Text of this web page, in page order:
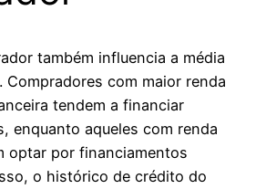
também influencia a média
Compradores com maior renda
tendem a financiar
enquanto aqueles com renda
optar por financiamentos
o histórico de crédito do